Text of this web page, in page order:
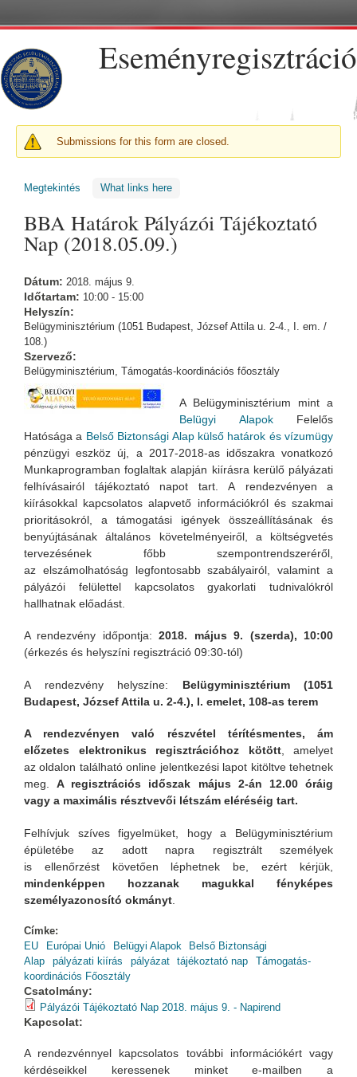
Eseményregisztráció
FIGYELMEZTETŐ ÜZENET
Submissions for this form are closed.
Megtekintés (aktív fül)
What links here
BBA Határok Pályázói Tájékoztató
Nap (2018.05.09.)
Dátum: 2018. május 9.
Időtartam: 10:00 - 15:00
Helyszín:
Belügyminisztérium (1051 Budapest, József Attila u. 2-4., I. em. /
108.)
Szervező:
Belügyminisztérium, Támogatás-koordinációs főosztály
A Belügyminisztérium mint a
Belügyi AlapokFelelős
Hatósága a Belső Biztonsági Alap külső határok és vízumügy
pénzügyi eszköz új, a 2017-2018-as időszakra vonatkozó
Munkaprogramban foglaltak alapján kiírásra kerülő pályázati
felhívásairól tájékoztató napot tart. A rendezvényen a
kiírásokkal kapcsolatos alapvető információkról és szakmai
prioritásokról, a támogatási igények összeállításának és
benyújtásának általános követelményeiről, a költségvetés
tervezésének főbb szempontrendszeréről,
az elszámolhatóság legfontosabb szabályairól, valamint a
pályázói felülettel kapcsolatos gyakorlati tudnivalókról
hallhatnak előadást.
A rendezvény időpontja:2018. május 9. (szerda), 10:00
(érkezés és helyszíni regisztráció 09:30-tól)
A rendezvény helyszíne: Belügyminisztérium (1051
Budapest, József Attila u. 2-4.), I. emelet, 108-as terem
A rendezvényen való részvétel térítésmentes,
ám
előzetes elektronikus regisztrációhoz kötött, amelyet
az oldalon található online jelentkezési lapot kitöltve tehetnek
meg.A regisztrációs időszak május 2-án 12.00 óráig
vagy a maximális résztvevői létszám eléréséig tart.
Felhívjuk szíves figyelmüket, hogy a Belügyminisztérium
épületébe az adott napra regisztrált személyek
is ellenőrzést követően léphetnek be, ezért kérjük,
mindenképpen hozzanak magukkal fényképes
személyazonosító okmányt
Címke:
EU
Európai Unió Belügyi Alapok
Belső Biztonsági
Alap
pályázati kiírás pályázat tájékoztató nap
Támogatás-
koordinációs Főosztály
Csatolmány:
Pályázói Tájékoztató Nap 2018. május 9. - Napirend
Kapcsolat:
A rendezvénnyel kapcsolatos további információkért vagy
kérdéseikkel keressenek minket e-mailben a